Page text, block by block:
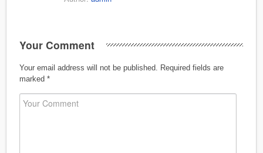
Your Comment
Your email address will not be published.
Required fields are
marked *